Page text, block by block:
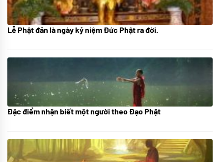
05/06/2024
Lễ Phật đản là ngày kỷ niệm Đức Phật ra đời.
01/06/2024
Đặc điểm nhận biết một người theo Đạo Phật